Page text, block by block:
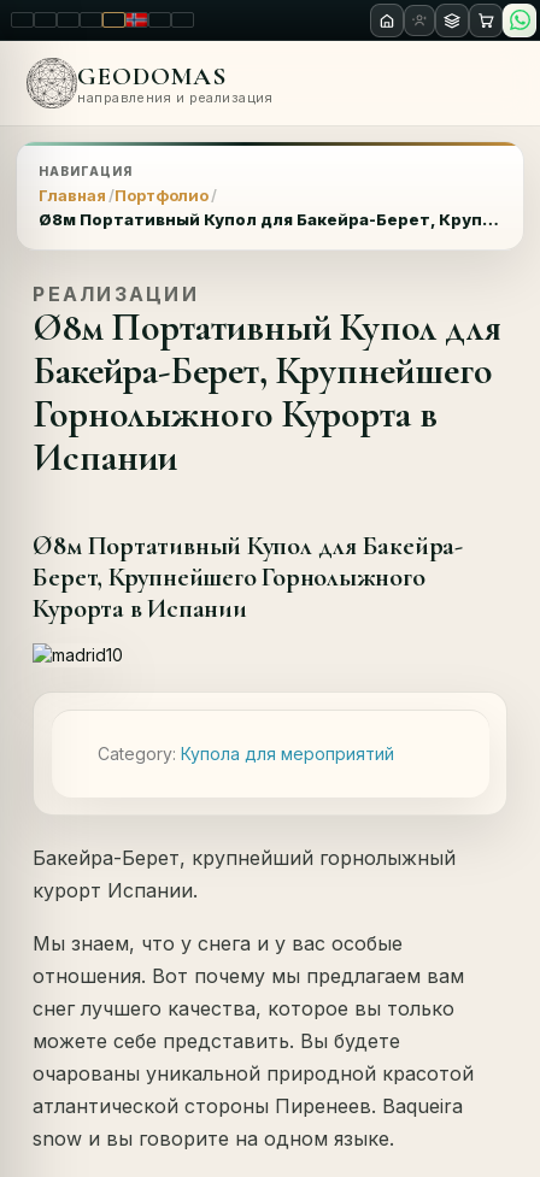
LT ENPL FR RUNOSKRO
GEODOMAS
направления и реализация
НАВИГАЦИЯ
Главная Портфолио
Ø8м Портативный Купол для Бакейра-Берет, Крупнейшего Горнолыжного Курорта в Испании
РЕАЛИЗАЦИИ
Ø8м Портативный Купол для
Бакейра-Берет, Крупнейшего
Горнолыжного Курорта в
Испании
Ø8м Портативный Купол для Бакейра-
Берет, Крупнейшего Горнолыжного
Курорта в Испании
Category:Купола для мероприятий
Бакейра-Берет, крупнейший горнолыжный
курорт Испании.
Мы знаем, что у снега и у вас особые
отношения. Вот почему мы предлагаем вам
снег лучшего качества, которое вы только
можете себе представить. Вы будете
очарованы уникальной природной красотой
атлантической стороны Пиренеев. Baqueira
snow и вы говорите на одном языке.